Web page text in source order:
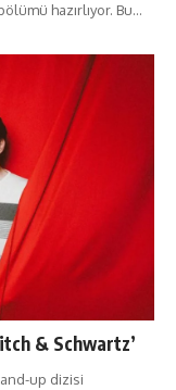
hazırlıyor. Bu…
& Schwartz’
up dizisi